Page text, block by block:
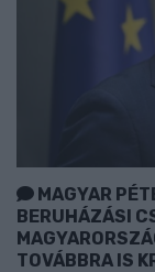
MAGYAR
BERUHÁZÁSI
TOVÁBBRA IS